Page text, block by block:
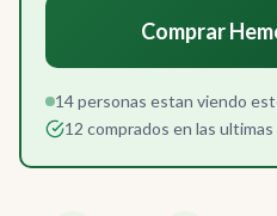
Comprar
14 personas estan viendo
12 comprados en las ultimas